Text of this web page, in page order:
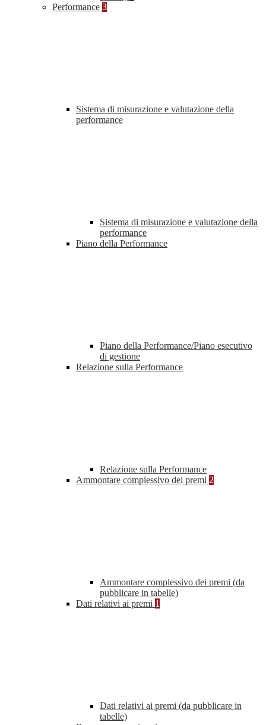
Performance 3
Sistema di misurazione e valutazione della
performance
Sistema di misurazione e valutazione della
performance
Piano della Performance
Piano della Performance/Piano esecutivo
di gestione
Relazione sulla Performance
Relazione sulla Performance
Ammontare complessivo dei premi 2
Ammontare complessivo dei premi (da
pubblicare in tabelle)
Dati relativi ai premi 1
Dati relativi ai premi (da pubblicare in
tabelle)